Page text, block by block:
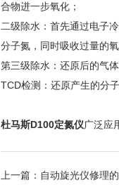
合物进一步氧化；
二级除水：首先通过电子
分子氮，同时吸收过量的氧气
第三级除水：还原后的气体
TCD检测：还原产生的分
杜马斯D100定氮仪广泛应用
上一篇： 自动旋光仪修理